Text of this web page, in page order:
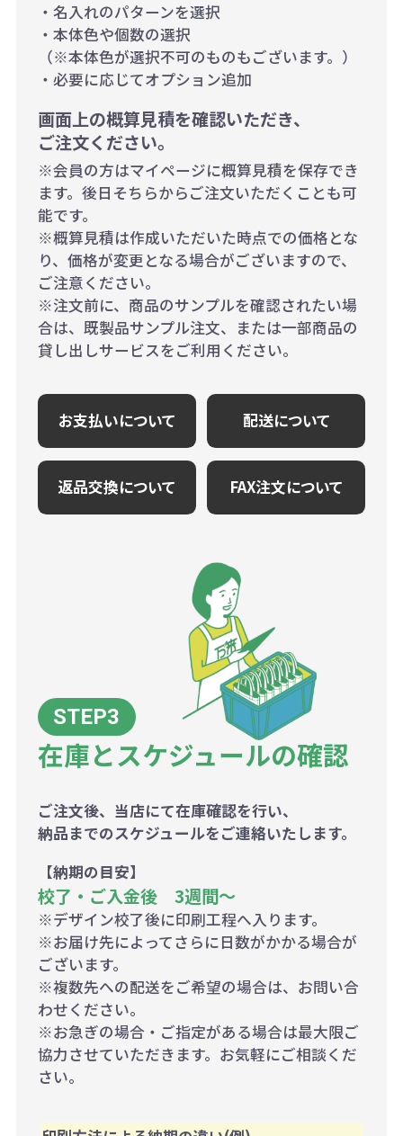
・名入れのパターンを選択
・本体色や個数の選択
（※本体色が選択不可のものもございます。）
・必要に応じてオプション追加
画面上の概算見積を確認いただき、
ご注文ください。
※会員の方はマイページに概算見積を保存でき
ます。後日そちらからご注文いただくことも可
能です。
※概算見積は作成いただいた時点での価格とな
り、価格が変更となる場合がございますので、
ご注意ください。
※注文前に、商品のサンプルを確認されたい場
合は、既製品サンプル注文、または一部商品の
貸し出しサービスをご利用ください。
お支払いについて 配送について
返品交換について FAX注文について
在庫とスケジュールの確認
ご注文後、当店にて在庫確認を行い、
納品までのスケジュールをご連絡いたします。
【納期の目安】
校了・ご入金後 3週間～
※デザイン校了後に印刷工程へ入ります。
※お届け先によってさらに日数がかかる場合が
ございます。
※複数先への配送をご希望の場合は、お問い合
わせください。
※お急ぎの場合・ご指定がある場合は最大限ご
協力させていただきます。お気軽にご相談くだ
さい。